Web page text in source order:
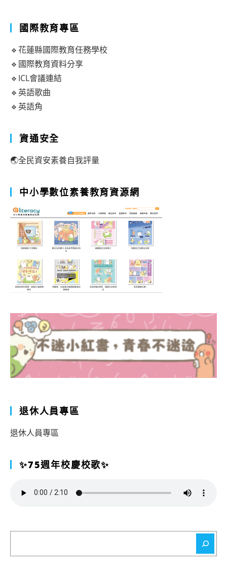
國際教育專區
🔹花蓮縣國際教育任務學校
🔹國際教育資料分享
🔹ICL會議連結
🔹英語歌曲
🔹英語角
資通安全
🌏全民資安素養自我評量
中小學數位素養教育資源網
退休人員專區
退休人員專區
✨75週年校慶校歌✨